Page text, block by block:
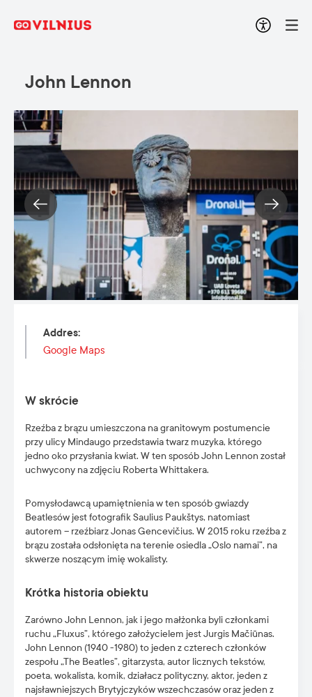
John Lennon
W skrócie
Rzeźba z brązu umieszczona na granitowym postumencie
przy ulicy Mindaugo przedstawia twarz muzyka, którego
jedno oko przysłania kwiat. W ten sposób John Lennon został
uchwycony na zdjęciu Roberta Whittakera.
Pomysłodawcą upamiętnienia w ten sposób gwiazdy
Beatlesów jest fotografik Saulius Paukštys, natomiast
autorem – rzeźbiarz Jonas Gencevičius. W 2015 roku rzeźba z
brązu została odsłonięta na terenie osiedla „Oslo namai”, na
skwerze noszącym imię wokalisty.
Krótka historia obiektu
Zarówno John Lennon, jak i jego małżonka byli członkami
ruchu „Fluxus”, którego założycielem jest Jurgis Mačiūnas.
John Lennon (1940 -1980) to jeden z czterech członków
zespołu „The Beatles”, gitarzysta, autor licznych tekstów,
poeta, wokalista, komik, działacz polityczny, aktor, jeden z
najsławniejszych Brytyjczyków wszechczasów oraz jeden z
Addres:
Google Maps